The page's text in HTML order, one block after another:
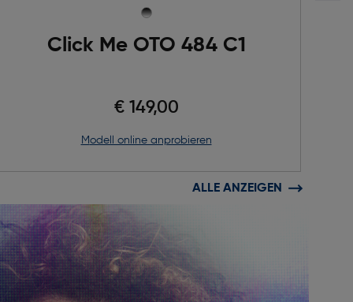
Click Me OTO 484 C1
€ 149,00
Modell online anprobieren
ALLE ANZEIGEN